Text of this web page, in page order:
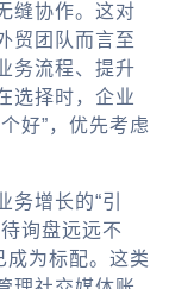
缝协作。这对
贸团队而言至
务流程、提升
选择时，企业
好”，优先考虑
增长的“引
询盘远远不
成为标配。这类